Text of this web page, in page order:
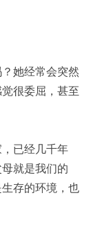
她经常会突然
很委屈，甚至
已经几千年
就是我们的
存的环境，也